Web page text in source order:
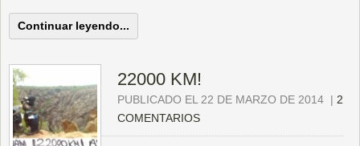
Continuar leyendo...
22000 KM!
PUBLICADO EL 22 DE MARZO DE 2014 | 2
COMENTARIOS